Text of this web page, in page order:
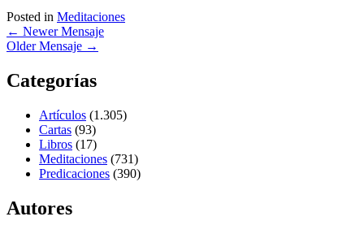
Posted in Meditaciones
← Newer Mensaje
Older Mensaje →
Categorías
Artículos (1.305)
Cartas (93)
Libros (17)
Meditaciones (731)
Predicaciones (390)
Autores